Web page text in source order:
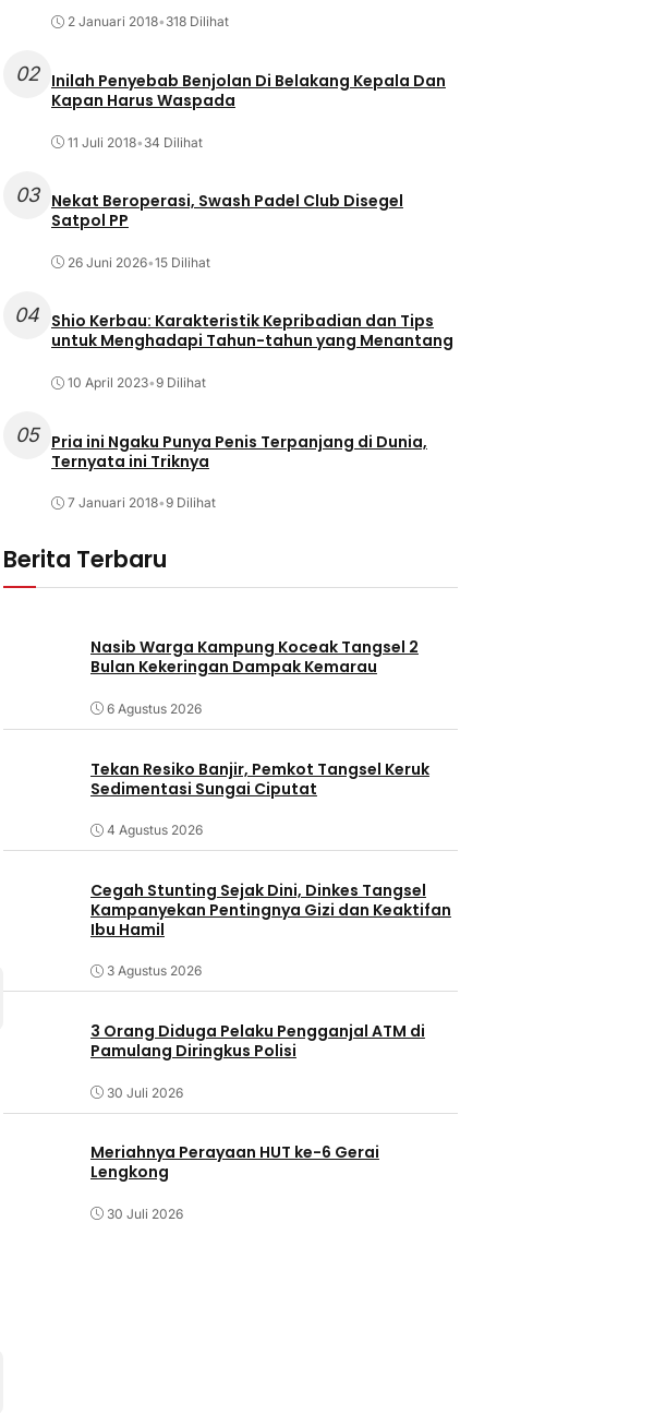
2 Januari 2018• 318 Dilihat
02
Inilah Penyebab Benjolan Di Belakang Kepala Dan
Kapan Harus Waspada
11 Juli 2018• 34 Dilihat
03
Nekat Beroperasi, Swash Padel Club Disegel
Satpol PP
26 Juni 2026•15 Dilihat
04 Shio Kerbau: Karakteristik Kepribadian dan Tips
untuk Menghadapi Tahun-tahun yang Menantang
10 April 2023•9 Dilihat
05
Pria ini Ngaku Punya Penis Terpanjang di Dunia,
Ternyata ini Triknya
7 Januari 2018•9 Dilihat
Berita Terbaru
Nasib Warga Kampung Koceak Tangsel 2
Bulan Kekeringan Dampak Kemarau
6 Agustus 2026
Tekan Resiko Banjir, Pemkot Tangsel Keruk
Sedimentasi Sungai Ciputat
4 Agustus 2026
Cegah Stunting Sejak Dini, Dinkes Tangsel
Kampanyekan Pentingnya Gizi dan Keaktifan
Ibu Hamil
3 Agustus 2026
3 Orang Diduga Pelaku Pengganjal ATM di
Pamulang Diringkus Polisi
30 Juli 2026
Meriahnya Perayaan HUT ke-6 Gerai
Lengkong
30 Juli 2026